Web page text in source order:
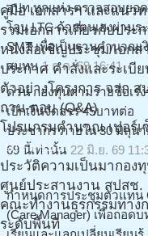
คู่มือ เอกสารฯ และแนว
รวมเอกสารเกี่ยวกับปร
หนังสือเชิญประชุม/เอกส
ประกาศ คำสั่งและระเบีย
ตัวอย่างโครงการ จาก ส
ถาม-ตอบ (Q&A)
โปรแกรมคำนวณ เปอร์เ
เกี่ยวกับเรา
ประวัติความเป็นมากอง
ศูนย์ประสานงาน สปสช.
คณะทำงานธุรกรรมทาง
ระดับพื้นที่
อปท.ทุกแห่ง ตรวจสอบยอด
โอน LTC ด้วยตนเองผ่านร
SMT เพื่อเป็นฐานคำนวณเ
สมทบ 1 ก.ค. 69 16:41
ด่วน กองทุนตามรายชื่อเร่
เบิกเงินจัดสรร 45บาทต่อ
ประชากร ภายใน 30 มิถุน
69 นี้เท่านั้น 22 มิ.ย. 69
กำหนดการประชุมตัวแทน
(Care Manager) เพื่อถอดบ